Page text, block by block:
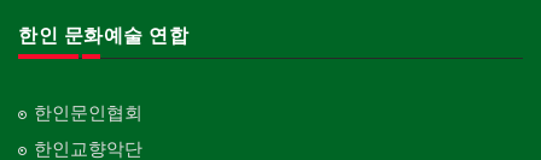
한인 문화예술 연합
한인문인협회
한인교향악단